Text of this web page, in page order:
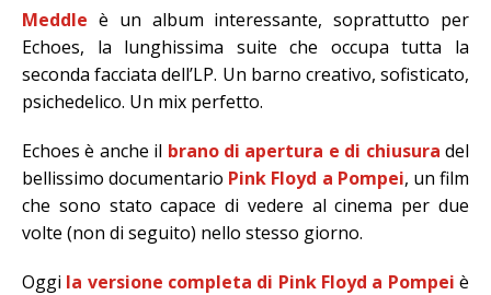
Meddle è un album interessante, soprattutto per
Echoes, la lunghissima suite che occupa tutta la
seconda facciata dell’LP. Un barno creativo, sofisticato,
psichedelico. Un mix perfetto.
Echoes è anche il brano di apertura e di chiusura del
bellissimo documentario Pink Floyd a Pompei, un film
che sono stato capace di vedere al cinema per due
volte (non di seguito) nello stesso giorno.
Oggi la versione completa di Pink Floyd a Pompei è